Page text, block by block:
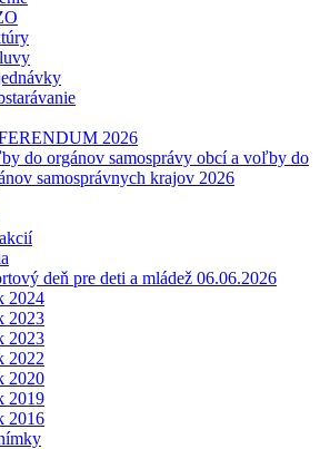
2026
do orgánov samosprávy obcí a voľby do
samosprávnych krajov 2026
deň pre deti a mládež 06.06.2026
2024
2023
2023
2022
2020
2019
2016